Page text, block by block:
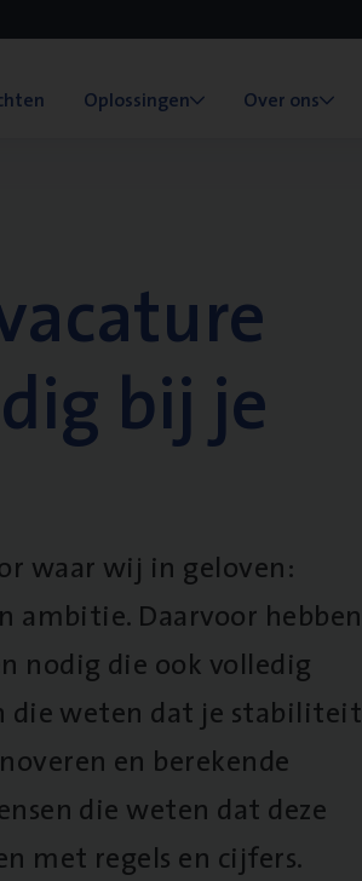
Oplossingen Over ons
bij je
waar wij in geloven:
ambitie. Daarvoor hebben
nodig die ook volledig
die weten dat je stabiliteit
en berekende
die weten dat deze
met regels en cijfers.